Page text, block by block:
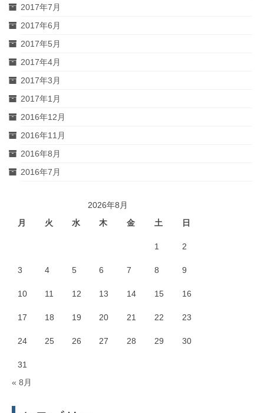
2017年7月
2017年6月
2017年5月
2017年4月
2017年3月
2017年1月
2016年12月
2016年11月
2016年8月
2016年7月
2026年8月
月
火 水 木 金 土 日
1 2
3 4 5 6 7 8 9
10 11 12 13 14 15 16
17 18 19 20 21 22 23
24 25 26 27 28 29 30
31
« 8月